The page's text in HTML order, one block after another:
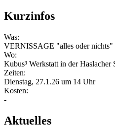
Kurzinfos
Was:
VERNISSAGE "alles oder nichts"
Wo:
Kubus³ Werkstatt in der Haslacher
Zeiten:
Dienstag, 27.1.26 um 14 Uhr
Kosten:
-
Aktuelles